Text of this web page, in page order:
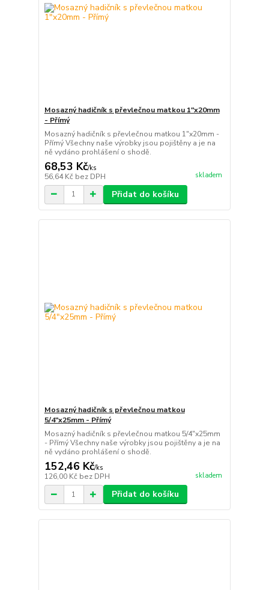
Mosazný hadičník s převlečnou matkou 1"x20mm
- Přímý
Mosazný hadičník s převlečnou matkou 1"x20mm -
Přímý Všechny naše výrobky jsou pojištěny a je na
ně vydáno prohlášení o shodě.
68,53 Kč/ks
56,64 Kč bez DPH skladem
Přidat do košíku
Mosazný hadičník s převlečnou matkou
5/4"x25mm - Přímý
Mosazný hadičník s převlečnou matkou 5/4"x25mm
- Přímý Všechny naše výrobky jsou pojištěny a je na
ně vydáno prohlášení o shodě.
152,46 Kč/ks
126,00 Kč bez DPH skladem
Přidat do košíku